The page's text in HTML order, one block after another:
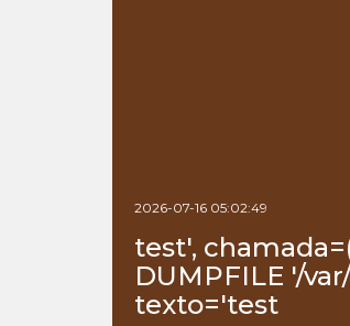
2026-07-16 05:02:49
test',
DUMPFILE '/
texto='test